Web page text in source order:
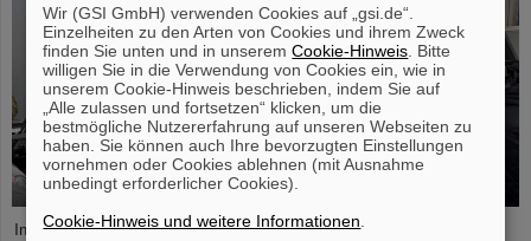
Im Rahmen der BVSR-Konferenz 2026 begrüßte GSI/FAIR vor
Wir (GSI GmbH) verwenden Cookies auf „gsi.de“.
Einzelheiten zu den Arten von Cookies und ihrem Zweck
finden Sie unten und in unseremCookie-Hinweis . Bitte
willigen Sie in die Verwendung von Cookies ein, wie in
unserem Cookie-Hinweis beschrieben, indem Sie auf
„Alle zulassen und fortsetzen“ klicken, um die
bestmögliche Nutzererfahrung auf unseren Webseiten zu
haben. Sie können auch Ihre bevorzugten Einstellungen
vornehmen oder Cookies ablehnen (mit Ausnahme
unbedingt erforderlicher Cookies).
Cookie-Hinweis und weitere Informationen